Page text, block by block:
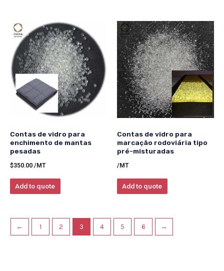
Contas de vidro para
enchimento de mantas
pesadas
$350.00 /MT
Add to quote
Contas de vidro para
marcação rodoviária tipo
pré-misturadas
/MT
Add to quote
← 1 2 3 4 5 6 →